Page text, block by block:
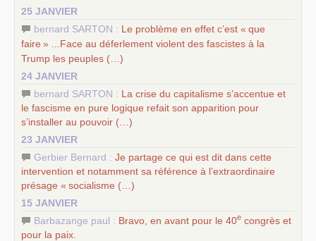
25 JANVIER
bernard SARTON : Le problème en effet c’est « que
faire » ...Face au déferlement violent des fascistes à la
Trump les peuples (…)
24 JANVIER
bernard SARTON : La crise du capitalisme s’accentue et
le fascisme en pure logique refait son apparition pour
s’installer au pouvoir (…)
23 JANVIER
Gerbier Bernard : Je partage ce qui est dit dans cette
intervention et notamment sa référence à l’extraordinaire
présage « socialisme (…)
15 JANVIER
Barbazange paul : Bravo, en avant pour le 40e congrès et
pour la paix.